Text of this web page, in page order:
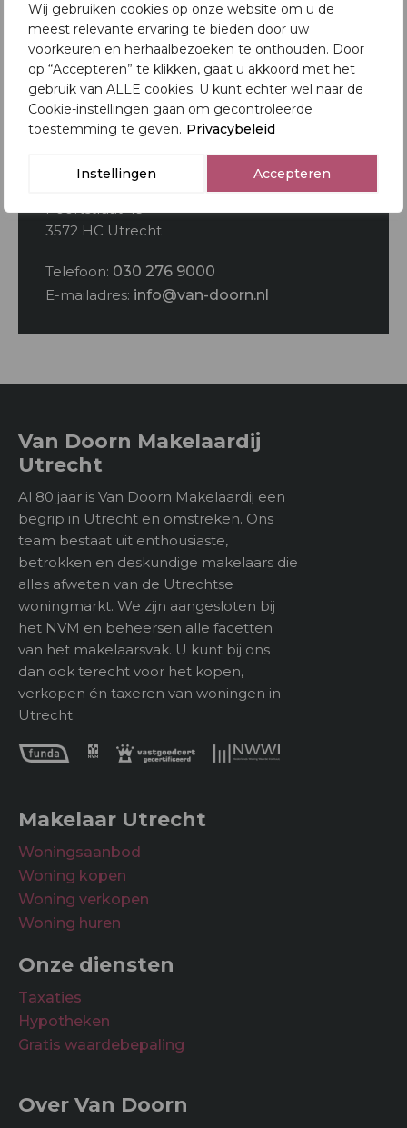
Wij gebruiken cookies op onze website om u de
meest relevante ervaring te bieden door uw
voorkeuren en herhaalbezoeken te onthouden. Door
op “Accepteren” te klikken, gaat u akkoord met het
gebruik van ALLE cookies. U kunt echter wel naar de
Cookie-instellingen gaan om gecontroleerde
toestemming te geven. Privacybeleid
Instellingen Accepteren
Aankoopmakelaar
Ons aanbod
Van Doorn Makelaardij
Poortstraat 49
3572 HC Utrecht
Telefoon: 030 276 9000
E-mailadres: info@van-doorn.nl
Van Doorn Makelaardij
Utrecht
Al 80 jaar is Van Doorn Makelaardij een
begrip in Utrecht en omstreken. Ons
team bestaat uit enthousiaste,
betrokken en deskundige makelaars die
alles afweten van de Utrechtse
woningmarkt. We zijn aangesloten bij
het NVM en beheersen alle facetten
van het makelaarsvak. U kunt bij ons
dan ook terecht voor het kopen,
verkopen én taxeren van woningen in
Utrecht.
Makelaar Utrecht
Woningsaanbod
Woning kopen
Woning verkopen
Woning huren
Onze diensten
Taxaties
Hypotheken
Gratis waardebepaling
Over Van Doorn